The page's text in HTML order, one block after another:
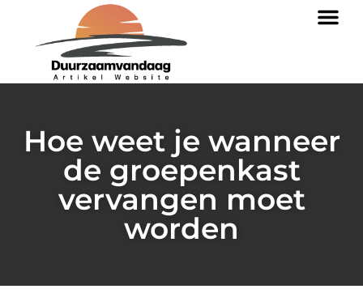
Hoe weet je wanneer
de groepenkast
vervangen moet
worden